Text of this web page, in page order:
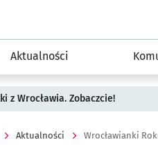
Aktualności
z Wrocławia. Zobaczcie!
Aktualności Wrocławianki